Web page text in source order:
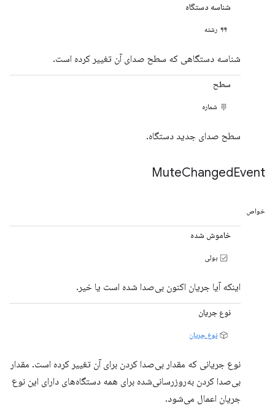
شناسه دستگاه
رشته
شناسه دستگاهی که سطح صدای آن تغییر کرده است.
سطح
شماره
سطح صدای جدید دستگاه.
MuteChangedEvent
خواص
خاموش شده
بولی
اینکه آیا جریان اکنون بی‌صدا شده است یا خیر.
نوع جریان
نوع جریان
نوع جریانی که مقدار بی‌صدا کردن برای آن تغییر کرده است. مقدار
بی‌صدا کردن به‌روزرسانی‌شده برای همه دستگاه‌های دارای این نوع
جریان اعمال می‌شود.